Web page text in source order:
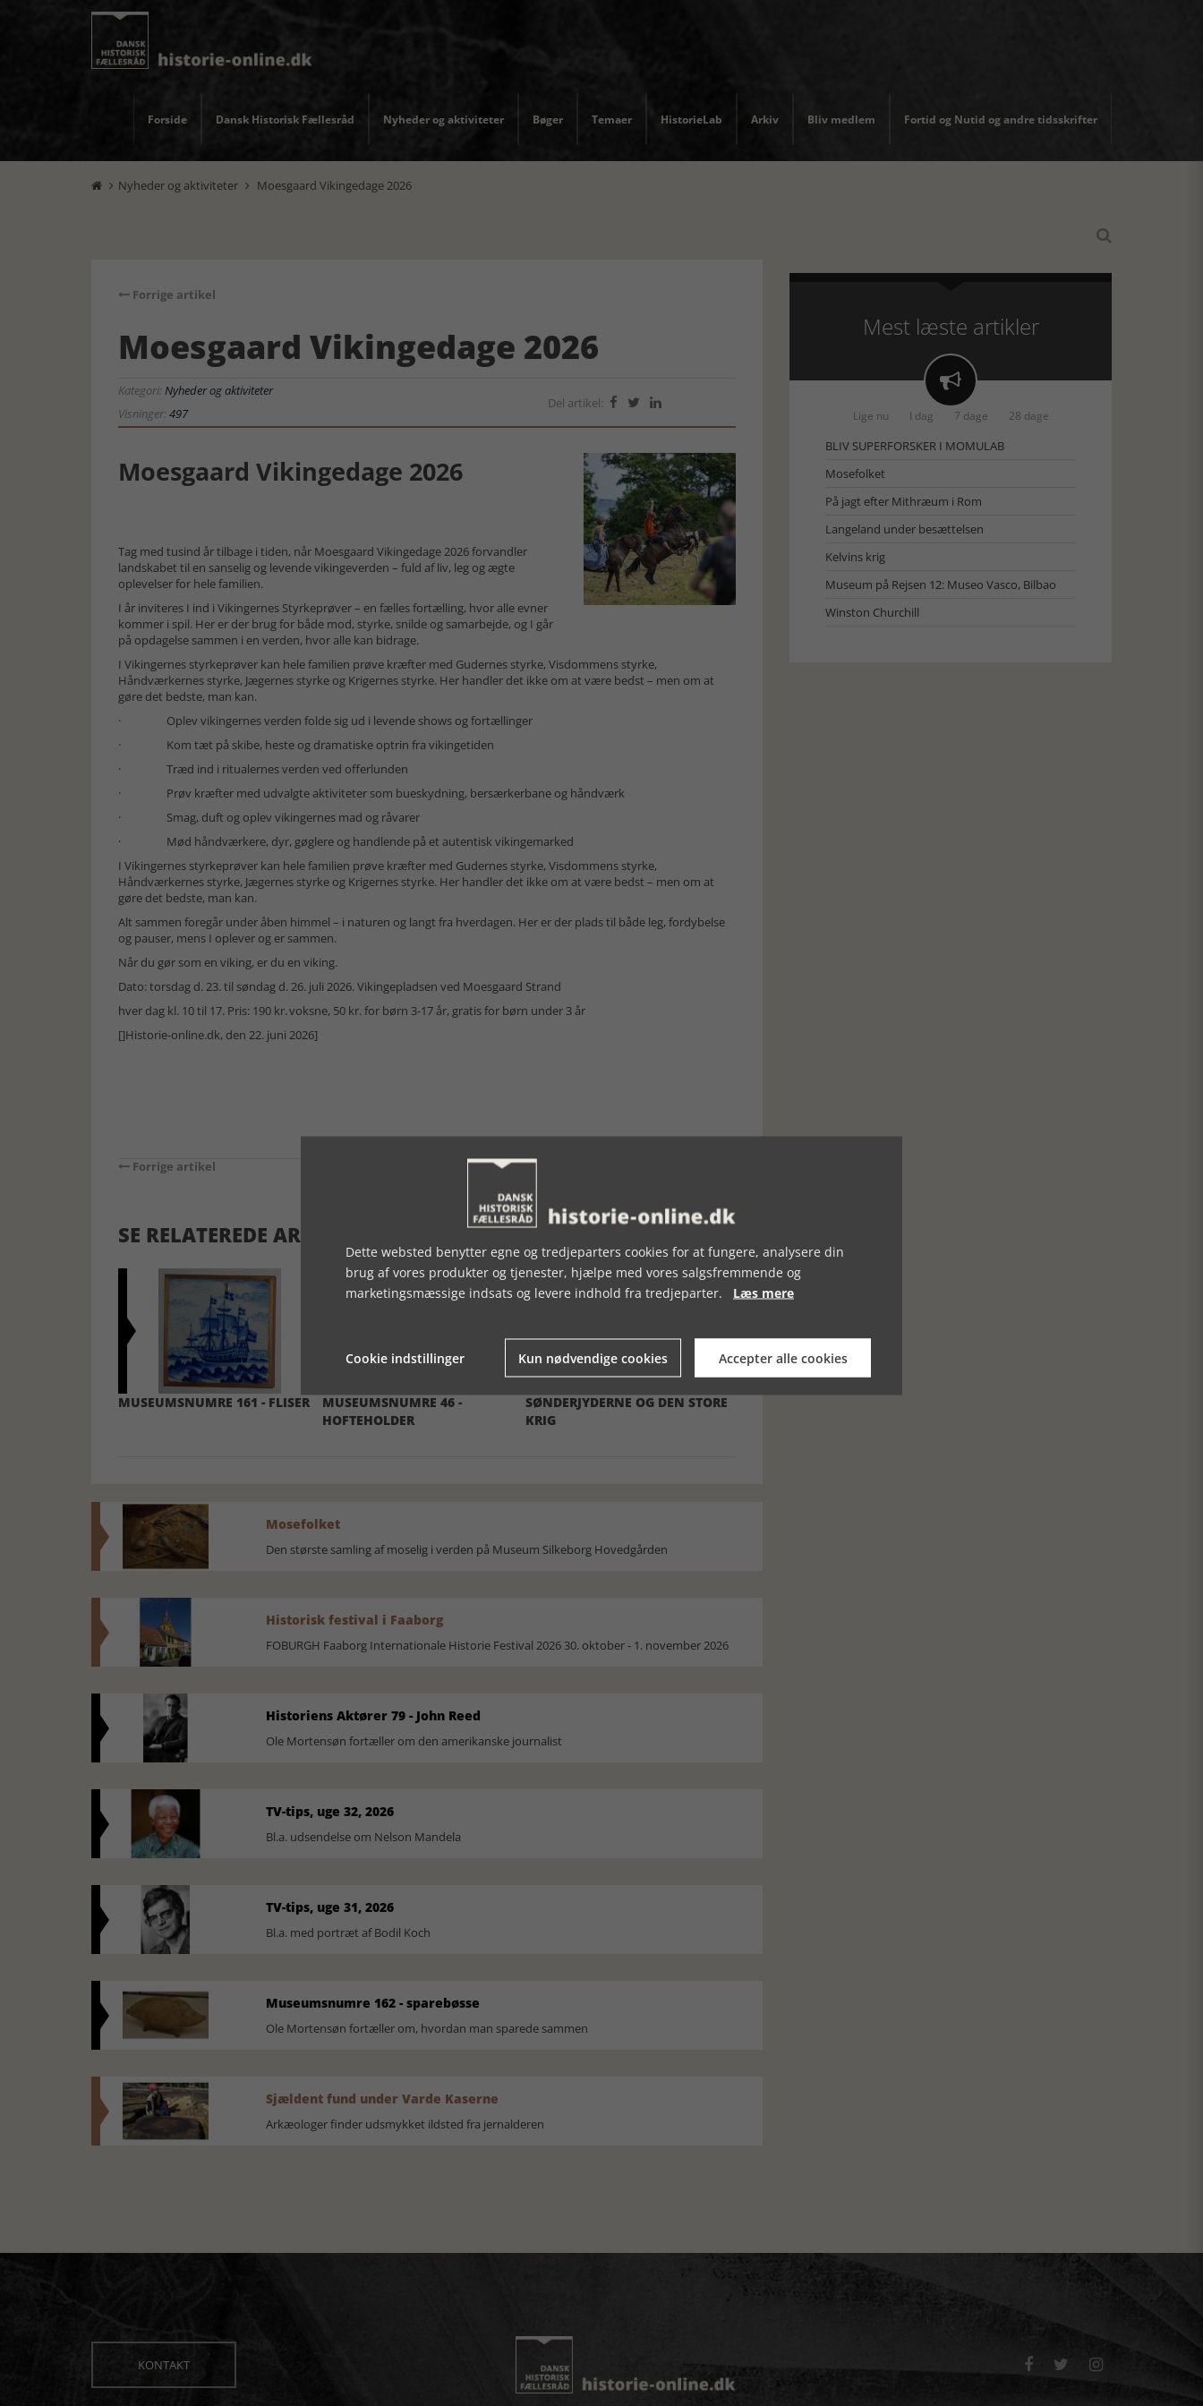
Forside Dansk Historisk Fællesråd Nyheder og aktiviteter Bøger Temaer HistorieLab Arkiv Bliv medlem Fortid og Nutid og andre tidsskrifter
 Nyheder og aktiviteter  Moesgaard Vikingedage 2026

Forrige artikel
Moesgaard Vikingedage 2026
Kategori:Nyheder og aktiviteter
Visninger:497
Del artikel:   
Moesgaard Vikingedage 2026
Tag med tusind år tilbage i tiden, når Moesgaard Vikingedage 2026 forvandler
landskabet til en sanselig og levende vikingeverden – fuld af liv, leg og ægte
oplevelser for hele familien.
I år inviteres I ind i Vikingernes Styrkeprøver – en fælles fortælling, hvor alle evner
kommer i spil. Her er der brug for både mod, styrke, snilde og samarbejde, og I går
på opdagelse sammen i en verden, hvor alle kan bidrage.
I Vikingernes styrkeprøver kan hele familien prøve kræfter med Gudernes styrke, Visdommens styrke,
Håndværkernes styrke, Jægernes styrke og Krigernes styrke. Her handler det ikke om at være bedst – men om at
gøre det bedste, man kan.
· Oplev vikingernes verden folde sig ud i levende shows og fortællinger
· Kom tæt på skibe, heste og dramatiske optrin fra vikingetiden
· Træd ind i ritualernes verden ved offerlunden
· Prøv kræfter med udvalgte aktiviteter som bueskydning, bersærkerbane og håndværk
· Smag, duft og oplev vikingernes mad og råvarer
· Mød håndværkere, dyr, gøglere og handlende på et autentisk vikingemarked
I Vikingernes styrkeprøver kan hele familien prøve kræfter med Gudernes styrke, Visdommens styrke,
Håndværkernes styrke, Jægernes styrke og Krigernes styrke. Her handler det ikke om at være bedst – men om at
gøre det bedste, man kan.
Alt sammen foregår under åben himmel – i naturen og langt fra hverdagen. Her er der plads til både leg, fordybelse
og pauser, mens I oplever og er sammen.
Når du gør som en viking, er du en viking.
Dato: torsdag d. 23. til søndag d. 26. juli 2026. Vikingepladsen ved Moesgaard Strand
hver dag kl. 10 til 17. Pris: 190 kr. voksne, 50 kr. for børn 3-17 år, gratis for børn under 3 år
[]Historie-online.dk, den 22. juni 2026]
Forrige artikel
SE RELATEREDE ARTIKLER
MUSEUMSNUMRE 161 - FLISER
MUSEUMSNUMRE 46 -
HOFTEHOLDER
SØNDERJYDERNE OG DEN STORE
KRIG
Mosefolket
Den største samling af moselig i verden på Museum Silkeborg Hovedgården
Historisk festival i Faaborg
FOBURGH Faaborg Internationale Historie Festival 2026 30. oktober - 1. november 2026
Historiens Aktører 79 - John Reed
Ole Mortensøn fortæller om den amerikanske journalist
TV-tips, uge 32, 2026
Bl.a. udsendelse om Nelson Mandela
TV-tips, uge 31, 2026
Bl.a. med portræt af Bodil Koch
Museumsnumre 162 - sparebøsse
Ole Mortensøn fortæller om, hvordan man sparede sammen
Sjældent fund under Varde Kaserne
Arkæologer finder udsmykket ildsted fra jernalderen
Mest læste artikler

Lige nu I dag 7 dage 28 dage
BLIV SUPERFORSKER I MOMULAB
Mosefolket
På jagt efter Mithræum i Rom
Langeland under besættelsen
Kelvins krig
Museum på Rejsen 12: Museo Vasco, Bilbao
Winston Churchill
KONTAKT   
Dette websted benytter egne og tredjeparters cookies for at fungere, analysere din
brug af vores produkter og tjenester, hjælpe med vores salgsfremmende og
marketingsmæssige indsats og levere indhold fra tredjeparter. Læs mere
Cookie indstillinger Kun nødvendige cookies Accepter alle cookies